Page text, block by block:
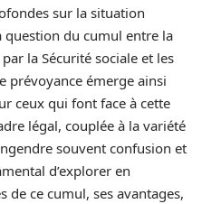
sur la situation
question du cumul entre la
la Sécurité sociale et les
prévoyance émerge ainsi
ceux qui font face à cette
légal, couplée à la variété
souvent confusion et
d’explorer en
de ce cumul, ses avantages,